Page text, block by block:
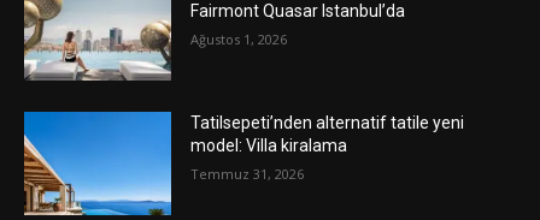
Fairmont Quasar Istanbul’da
Ağustos 1, 2026
Tatilsepeti’nden alternatif tatile yeni
model: Villa kiralama
Temmuz 31, 2026